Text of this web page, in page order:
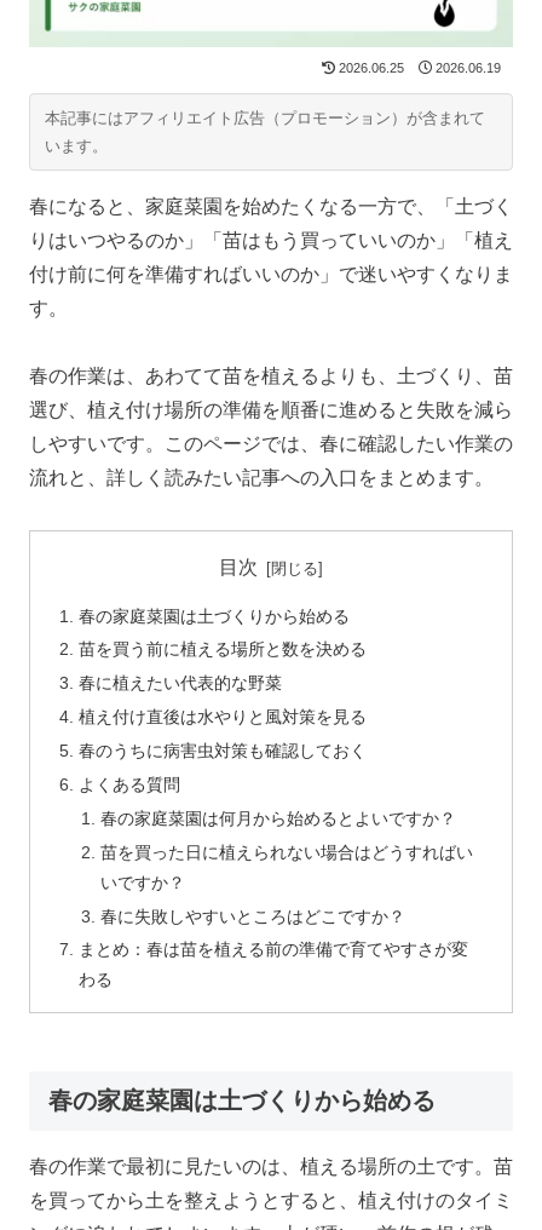
2026.06.25 2026.06.19
本記事にはアフィリエイト広告（プロモーション）が含まれて
います。
春になると、家庭菜園を始めたくなる一方で、「土づく
りはいつやるのか」「苗はもう買っていいのか」「植え
付け前に何を準備すればいいのか」で迷いやすくなりま
す。
春の作業は、あわてて苗を植えるよりも、土づくり、苗
選び、植え付け場所の準備を順番に進めると失敗を減ら
しやすいです。このページでは、春に確認したい作業の
流れと、詳しく読みたい記事への入口をまとめます。
目次
春の家庭菜園は土づくりから始める
苗を買う前に植える場所と数を決める
春に植えたい代表的な野菜
植え付け直後は水やりと風対策を見る
春のうちに病害虫対策も確認しておく
よくある質問
春の家庭菜園は何月から始めるとよいですか？
苗を買った日に植えられない場合はどうすればい
いですか？
春に失敗しやすいところはどこですか？
まとめ：春は苗を植える前の準備で育てやすさが変
わる
春の家庭菜園は土づくりから始める
春の作業で最初に見たいのは、植える場所の土です。苗
を買ってから土を整えようとすると、植え付けのタイミ